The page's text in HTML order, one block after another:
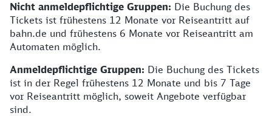
Nicht anmeldepflichtige Gruppen: Die Buchung des
Tickets ist frühestens 12 Monate vor Reiseantritt auf
bahn.de und frühestens 6 Monate vor Reiseantritt am
Automaten möglich.
Anmeldepflichtige Gruppen: Die Buchung des Tickets
ist in der Regel frühestens 12 Monate und bis 7 Tage
vor Reiseantritt möglich, soweit Angebote verfügbar
sind.